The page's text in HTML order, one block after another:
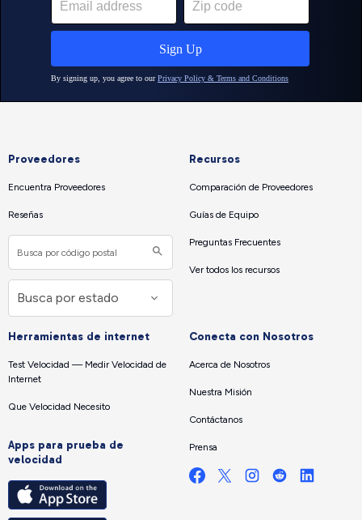
Proveedores
Encuentra Proveedores
Reseñas
Recursos
Comparación de Proveedores
Guías de Equipo
Preguntas Frecuentes
Ver todos los recursos
Herramientas de internet
Test Velocidad — Medir Velocidad de
Internet
Que Velocidad Necesito
Apps para prueba de
velocidad
Conecta con Nosotros
Acerca de Nosotros
Nuestra Misión
Contáctanos
Prensa